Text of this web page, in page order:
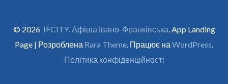
© 2026 IFCITY. Афіша Івано-Франківська . App Landing
Page | Розроблена Rara Theme . Працює на WordPress
Політика конфіденційності